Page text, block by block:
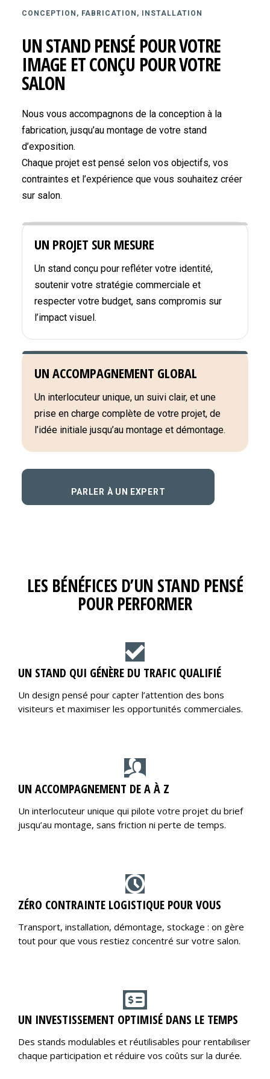
CONCEPTION, FABRICATION, INSTALLATION
UN STAND PENSÉ POUR VOTRE
IMAGE ET CONÇU POUR VOTRE
SALON
Nous vous accompagnons de la conception à la
fabrication, jusqu’au montage de votre stand
d’exposition.
Chaque projet est pensé selon vos objectifs, vos
contraintes et l’expérience que vous souhaitez créer
sur salon.
UN PROJET SUR MESURE
Un stand conçu pour refléter votre identité,
soutenir votre stratégie commerciale et
respecter votre budget, sans compromis sur
l’impact visuel.
UN ACCOMPAGNEMENT GLOBAL
Un interlocuteur unique, un suivi clair, et une
prise en charge complète de votre projet, de
l’idée initiale jusqu’au montage et démontage.
PARLER À UN EXPERT
LES BÉNÉFICES D’UN STAND PENSÉ
POUR PERFORMER
UN STAND QUI GÉNÈRE DU TRAFIC QUALIFIÉ
Un design pensé pour capter l’attention des bons
visiteurs et maximiser les opportunités commerciales.
UN ACCOMPAGNEMENT DE A À Z
Un interlocuteur unique qui pilote votre projet du brief
jusqu’au montage, sans friction ni perte de temps.
ZÉRO CONTRAINTE LOGISTIQUE POUR VOUS
Transport, installation, démontage, stockage : on gère
tout pour que vous restiez concentré sur votre salon.
UN INVESTISSEMENT OPTIMISÉ DANS LE TEMPS
Des stands modulables et réutilisables pour rentabiliser
chaque participation et réduire vos coûts sur la durée.